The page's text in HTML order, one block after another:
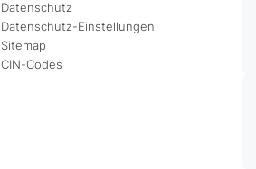
Datenschutz
Datenschutz-Einstellungen
Sitemap
CIN-Codes